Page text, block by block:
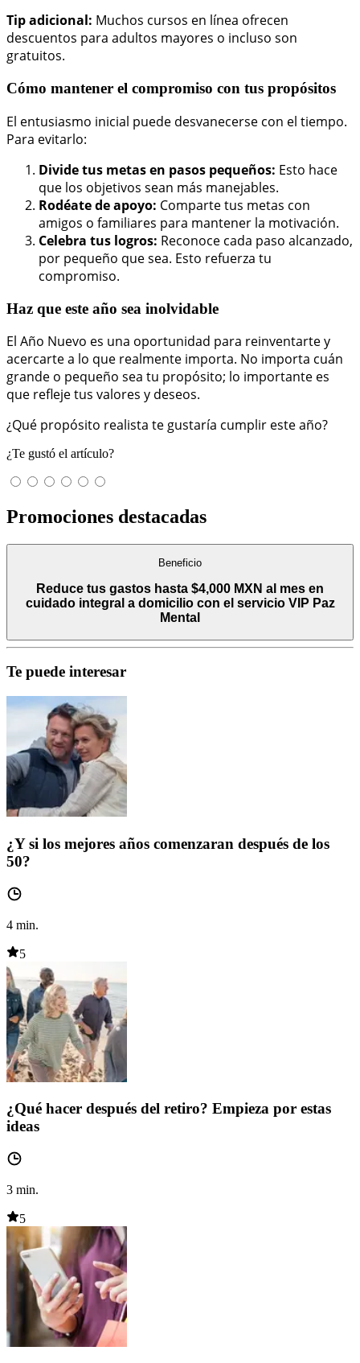
Tip adicional: Muchos cursos en línea ofrecen
descuentos para adultos mayores o incluso son
gratuitos.
Cómo mantener el compromiso con tus propósitos
El entusiasmo inicial puede desvanecerse con el tiempo.
Para evitarlo:
Divide tus metas en pasos pequeños: Esto hace
que los objetivos sean más manejables.
Rodéate de apoyo: Comparte tus metas con
amigos o familiares para mantener la motivación.
Celebra tus logros: Reconoce cada paso alcanzado,
por pequeño que sea. Esto refuerza tu
compromiso.
Haz que este año sea inolvidable
El Año Nuevo es una oportunidad para reinventarte y
acercarte a lo que realmente importa. No importa cuán
grande o pequeño sea tu propósito; lo importante es
que refleje tus valores y deseos.
¿Qué propósito realista te gustaría cumplir este año?
¿Te gustó el artículo?
Promociones destacadas
Beneficio
Reduce tus gastos hasta $4,000 MXN al mes en
cuidado integral a domicilio con el servicio VIP Paz
Mental
Te puede interesar
¿Y si los mejores años comenzaran después de los
50?
4 min.
5
¿Qué hacer después del retiro? Empieza por estas
ideas
3 min.
5